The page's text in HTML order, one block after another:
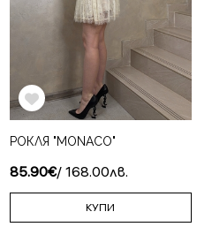
РОКЛЯ "MONACO"
85.90€/ 168.00лв.
КУПИ